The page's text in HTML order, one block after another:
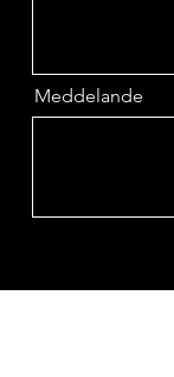
Meddelande